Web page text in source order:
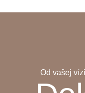
Od vašej